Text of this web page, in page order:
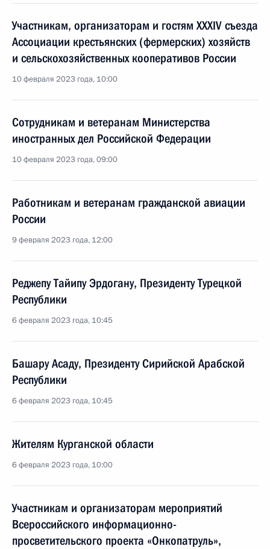
Участникам, организаторам и гостям XXXIV съезда
Ассоциации крестьянских (фермерских) хозяйств
и сельскохозяйственных кооперативов России
10 февраля 2023 года, 10:00
Сотрудникам и ветеранам Министерства
иностранных дел Российской Федерации
10 февраля 2023 года, 09:00
Работникам и ветеранам гражданской авиации
России
9 февраля 2023 года, 12:00
Реджепу Тайипу Эрдогану, Президенту Турецкой
Республики
6 февраля 2023 года, 10:45
Башару Асаду, Президенту Сирийской Арабской
Республики
6 февраля 2023 года, 10:45
Жителям Курганской области
6 февраля 2023 года, 10:00
Участникам и организаторам мероприятий
Всероссийского информационно-
просветительского проекта «Онкопатруль»,